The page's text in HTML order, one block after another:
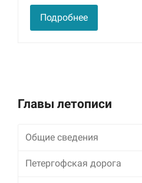
Подробнее
Главы летописи
Общие сведения
Петергофская дорога